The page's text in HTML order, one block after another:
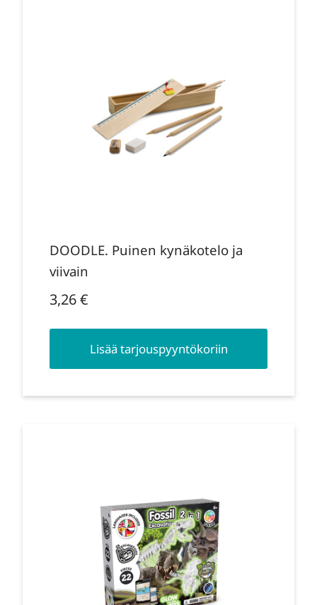
DOODLE. Puinen kynäkotelo ja
viivain
3,26€
Lisää tarjouspyyntökoriin